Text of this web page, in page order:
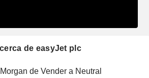
de easyJet plc
de Vender a Neutral